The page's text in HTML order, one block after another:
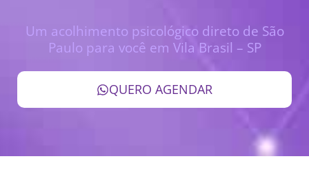
Um acolhimento psicológico direto de São
Paulo para você em Vila Brasil – SP
QUERO AGENDAR